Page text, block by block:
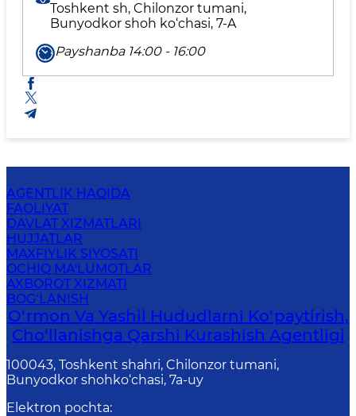
Toshkent sh, Chilonzor tumani,
Bunyodkor shoh ko‘chasi, 7-A
Payshanba 14:00 - 16:00
AGENTLIK HAQIDA
FAOLIYAT
DAVLAT XIZMATLARI
HUJJATLAR
MAXFIYLIK SIYOSATI
OCHIQ MA'LUMOTLAR
AXBOROT XIZMATI
BOG‘LANISH
O‘rmon Va Yashil Hududlarni Ko‘paytirish,
Cho‘llanishga Qarshi Kurashish Agentligi
100043, Toshkent shahri, Chilonzor tumani,
Bunyodkor shohko‘chasi, 7a-uy
Elektron pochta: